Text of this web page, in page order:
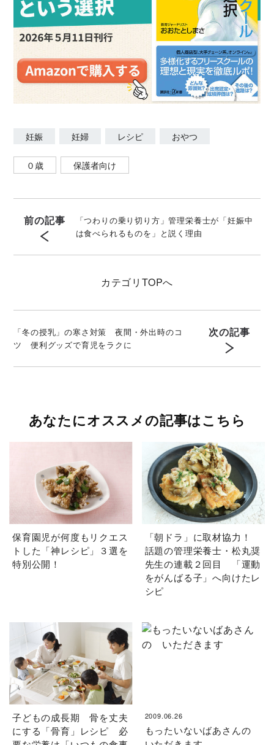
妊娠 妊婦 レシピ おやつ
０歳 保護者向け
前の記事
「つわりの乗り切り方」管理栄養士が「妊娠中
は食べられるものを」と説く理由
カテゴリ TOPへ
「冬の授乳」の寒さ対策 夜間・外出時のコ
ツ 便利グッズで育児をラクに
次の記事
あなたにオススメの記事はこちら
保育園児が何度もリクエス
トした「神レシピ」３選を
特別公開！
「朝ドラ」に取材協力！
話題の管理栄養士・松丸奨
先生の連載２回目 「運動
をがんばる子」へ向けたレ
シピ
子どもの成長期 骨を丈夫
にする「骨育」レシピ 必
2009.06.26
もったいないばあさんの